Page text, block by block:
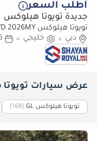
أطلب السعر
جديدة تويوتا هيلوكس
تويوتا هيلوكس GR-SPORT 4.0L V6 PETROL DC AT 4WD 2026MY
دبي
خليجي
عرض سيارات
تويوتا هيلوكس GL ‏(168)